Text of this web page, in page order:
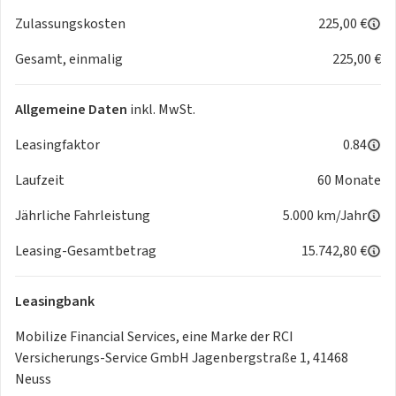
Beifahrersitz höhenverstellbar, Fernlichtassistent,
Fahrer- und Beifahrersitz, Frontschürze in Wagenfarbe,
beheizbar mit
Scheibenwischer, Indirekte Reifendruckkontrolle,
Innenspiegel manuell abblendend, ISOFIX-
hinteren Außenplätzen, Keycard Handsfree, schlüsselloses
Zugangs- und Startsystem, Klimaautomatik,
Kofferraumabdeckung, Kältemittel, LED-Abblendlicht und
Halogen Fernlicht, LED-Tagfahrlicht, Leichtmetallräder
schwarz, Lenkrad höhen- und tiefeneinstellbar, Lenkrad in
Lederoptik, Licht- und Regensensor, Mobilitäts-Set (12-V
Kompressor und Reifendichtmittel), Modelljahr 26,
Modulare Dachreling, Multimediasystem Media Display mit
10,1-Zoll
Zulassungskosten
225,00 €
Gesamt, einmalig
225,00 €
Allgemeine Daten inkl. MwSt.
Leasingfaktor
0.84
Laufzeit
60 Monate
Jährliche Fahrleistung
5.000 km/Jahr
Leasing-Gesamtbetrag
15.742,80 €
Leasingbank
Mobilize Financial Services, eine Marke der RCI
Versicherungs-Service GmbH Jagenbergstraße 1, 41468
Neuss